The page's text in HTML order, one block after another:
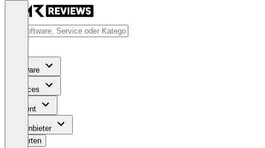
Software
Services
Content
Für Anbieter
Bewerten